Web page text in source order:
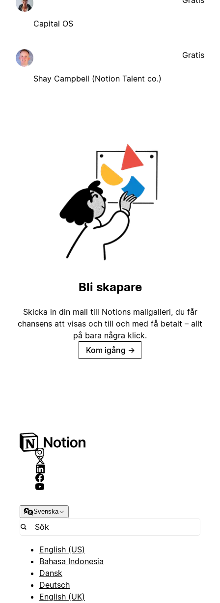
Capital OS
Shay Campbell (Notion Talent co.)
Gratis
Bli skapare
Skicka in din mall till Notions mallgalleri, du får
chansens att visas och till och med få betalt – allt
på bara några klick.
Kom igång →
Svenska
English (US)
Bahasa Indonesia
Dansk
Deutsch
English (UK)